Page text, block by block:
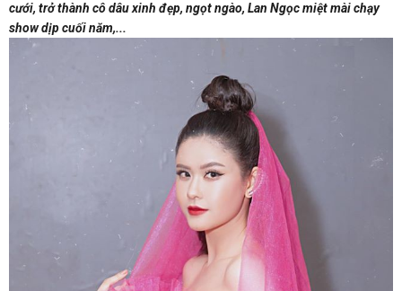
cưới, trở thành cô dâu xinh đẹp, ngọt ngào, Lan Ngọc miệt mài chạy
show dịp cuối năm,...